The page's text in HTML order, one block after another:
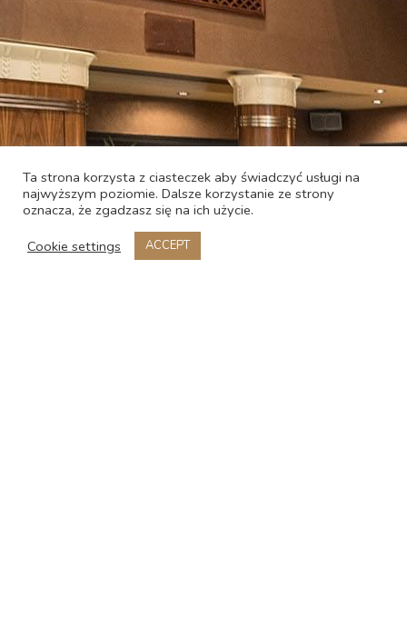
Ta strona korzysta z ciasteczek aby świadczyć usługi na
najwyższym poziomie. Dalsze korzystanie ze strony
oznacza, że zgadzasz się na ich użycie.
Cookie settings
ACCEPT